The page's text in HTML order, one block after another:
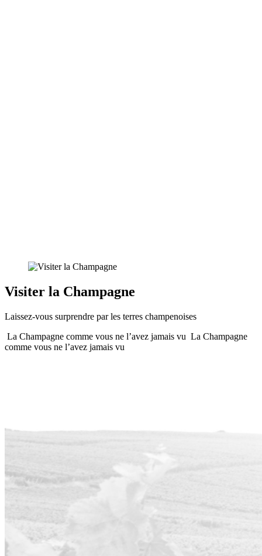
Visiter la Champagne
Laissez-vous surprendre par les terres champenoises
La Champagne comme vous ne l’avez jamais vu La Champagne
comme vous ne l’avez jamais vu